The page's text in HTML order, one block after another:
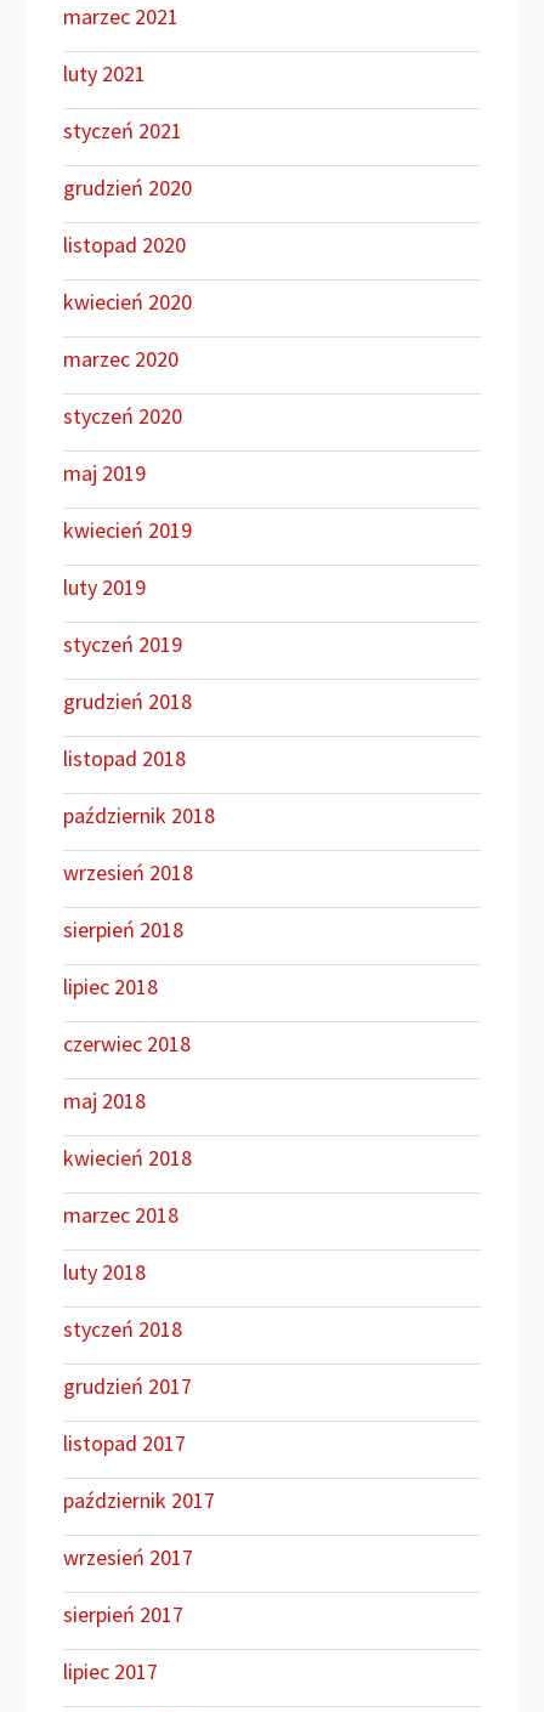
marzec 2021
luty 2021
styczeń 2021
grudzień 2020
listopad 2020
kwiecień 2020
marzec 2020
styczeń 2020
maj 2019
kwiecień 2019
luty 2019
styczeń 2019
grudzień 2018
listopad 2018
październik 2018
wrzesień 2018
sierpień 2018
lipiec 2018
czerwiec 2018
maj 2018
kwiecień 2018
marzec 2018
luty 2018
styczeń 2018
grudzień 2017
listopad 2017
październik 2017
wrzesień 2017
sierpień 2017
lipiec 2017